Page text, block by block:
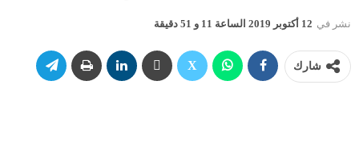
نشر في 12 أكتوبر 2019 الساعة 11 و 51 دقيقة
شارك